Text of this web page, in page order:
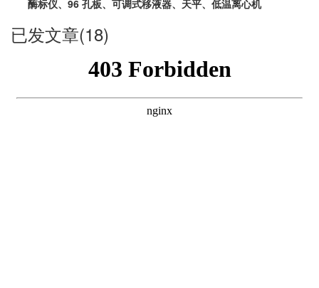
酶标仪、96 孔板、可调式移液器、天平、低温离心机
已发文章(18)